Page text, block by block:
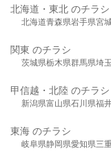
北海道・東北 のチラシ
北海道青森県岩手県宮
関東 のチラシ
茨城県栃木県群馬県埼
甲信越・北陸 のチラシ
新潟県富山県石川県福
東海 のチラシ
岐阜県静岡県愛知県三